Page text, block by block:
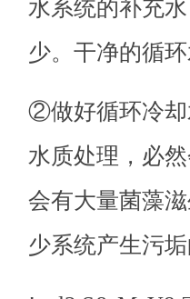
水系统的补充
少。干净的循
②做好循环冷却
水质处理，必
会有大量菌藻
少系统产生污